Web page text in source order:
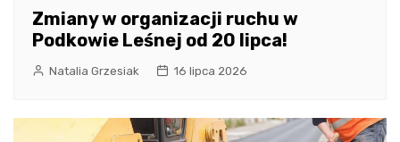
Zmiany w organizacji ruchu w
Podkowie Leśnej od 20 lipca!
Natalia Grzesiak 16 lipca 2026